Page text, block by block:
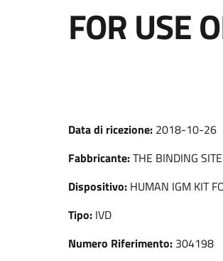
FOR USE
Data di ricezione: 2018-10-26
Fabbricante:THE BINDING
Dispositivo: HUMAN IGM KIT
Tipo: IVD
Numero Riferimento: 304198